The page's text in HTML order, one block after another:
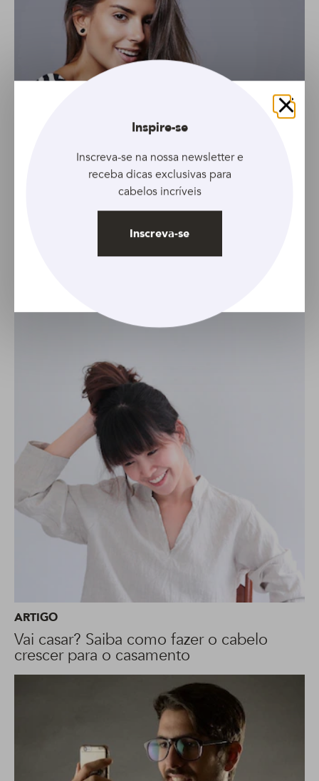
ARTIGO
Vai casar? Saiba como fazer o cabelo
crescer para o casamento
Fechar
Inspire-se
Inscreva-se na nossa newsletter e
receba dicas exclusivas para
cabelos incríveis
Inscreva-se